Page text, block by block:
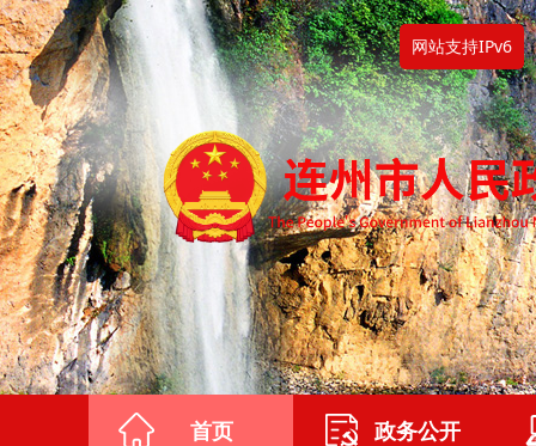
网站支持IPv6
首页 政务公开